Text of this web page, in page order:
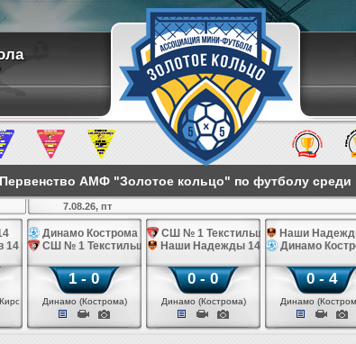
Первенство АМФ "Золотое кольцо" по футболу среди
14
7.08.26, пт
Динамо Кострома 14
СШ № 1 Текстильщик 14
1 - 0
Динамо (Кострома)
СШ № 1 Текстильщик 14
Наши Надежды 14
0 - 0
Динамо (Кострома)
Наши
Динамо
0 - 4
Динамо